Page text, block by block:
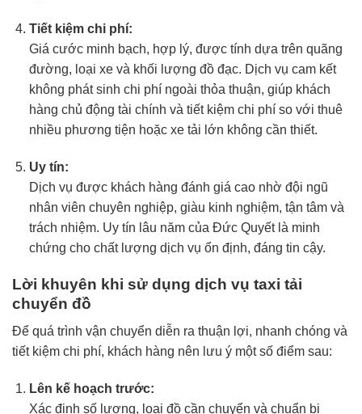
Tiết kiệm chi phí:
Giá cước minh bạch, hợp lý, được tính dựa trên quãng
đường, loại xe và khối lượng đồ đạc. Dịch vụ cam kết
không phát sinh chi phí ngoài thỏa thuận, giúp khách
hàng chủ động tài chính và tiết kiệm chi phí so với thuê
nhiều phương tiện hoặc xe tải lớn không cần thiết.
Uy tín:
Dịch vụ được khách hàng đánh giá cao nhờ đội ngũ
nhân viên chuyên nghiệp, giàu kinh nghiệm, tận tâm và
trách nhiệm. Uy tín lâu năm của Đức Quyết là minh
chứng cho chất lượng dịch vụ ổn định, đáng tin cậy.
Lời khuyên khi sử dụng dịch vụ taxi tải
chuyển đồ
Để quá trình vận chuyển diễn ra thuận lợi, nhanh chóng và
tiết kiệm chi phí, khách hàng nên lưu ý một số điểm sau:
Lên kế hoạch trước:
Xác định số lượng, loại đồ cần chuyển và chuẩn bị